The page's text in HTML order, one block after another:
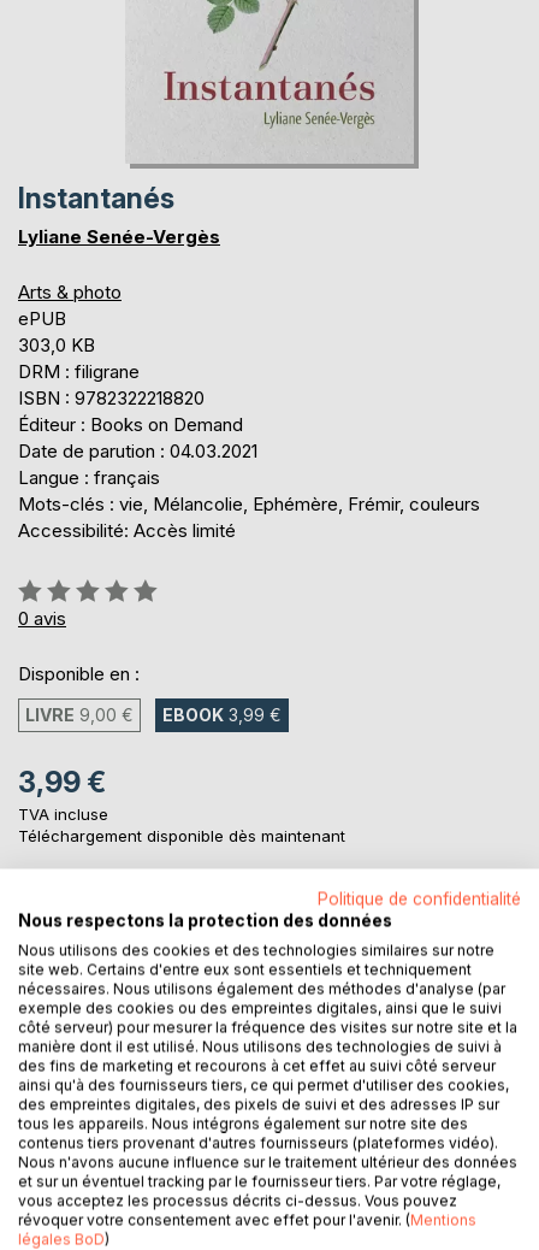
Instantanés
Lyliane Senée-Vergès
Arts & photo
ePUB
303,0 KB
DRM : filigrane
ISBN : 9782322218820
Éditeur : Books on Demand
Date de parution : 04.03.2021
Langue : français
Mots-clés : vie, Mélancolie, Ephémère, Frémir, couleurs
Accessibilité: Accès limité
Évaluation:
0%
0 avis
Disponible en :
LIVRE 9,00 € EBOOK 3,99 €
3,99 €
TVA incluse
Téléchargement disponible dès maintenant
AJOUTER AU PANIER
Ajouter à ma liste d'envies
Laisser un avis
DESCRIPTION
Politique de confidentialité
Nous respectons la protection des données
Nous utilisons des cookies et des technologies similaires sur notre
site web. Certains d'entre eux sont essentiels et techniquement
nécessaires. Nous utilisons également des méthodes d'analyse (par
exemple des cookies ou des empreintes digitales, ainsi que le suivi
côté serveur) pour mesurer la fréquence des visites sur notre site et la
manière dont il est utilisé. Nous utilisons des technologies de suivi à
des fins de marketing et recourons à cet effet au suivi côté serveur
ainsi qu'à des fournisseurs tiers, ce qui permet d'utiliser des cookies,
des empreintes digitales, des pixels de suivi et des adresses IP sur
tous les appareils. Nous intégrons également sur notre site des
contenus tiers provenant d'autres fournisseurs (plateformes vidéo).
Nous n'avons aucune influence sur le traitement ultérieur des données
et sur un éventuel tracking par le fournisseur tiers. Par votre réglage,
vous acceptez les processus décrits ci-dessus. Vous pouvez
révoquer votre consentement avec effet pour l'avenir. (Mentions
légales BoD)